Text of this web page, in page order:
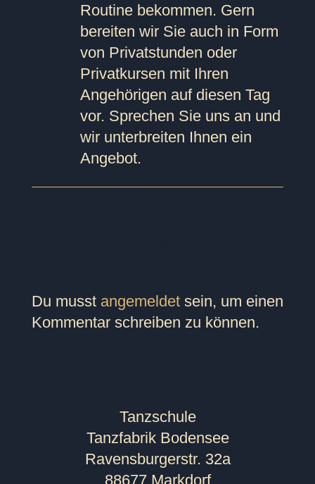
Routine bekommen. Gern
bereiten wir Sie auch in Form
von Privatstunden oder
Privatkursen mit Ihren
Angehörigen auf diesen Tag
vor. Sprechen Sie uns an und
wir unterbreiten Ihnen ein
Angebot.
Du musst angemeldetsein, um einen
Kommentar schreiben zu können.
Tanzschule
Tanzfabrik Bodensee
Ravensburgerstr. 32a
88677 Markdorf